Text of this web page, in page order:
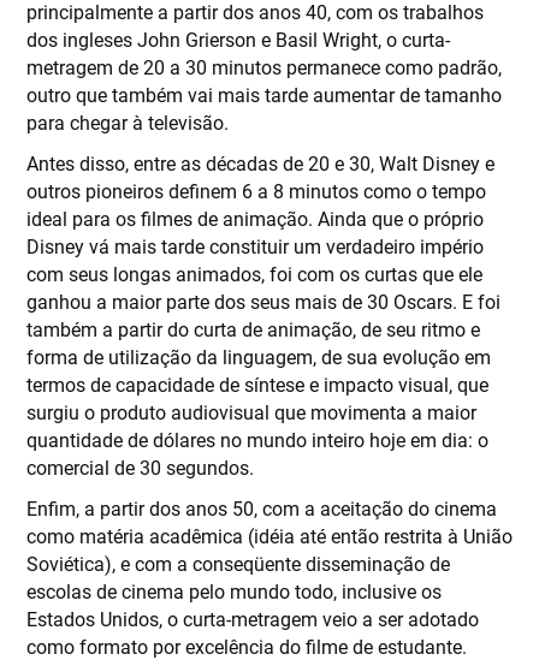
principalmente a partir dos anos 40, com os trabalhos
dos ingleses John Grierson e Basil Wright, o curta-
metragem de 20 a 30 minutos permanece como padrão,
outro que também vai mais tarde aumentar de tamanho
para chegar à televisão.
Antes disso, entre as décadas de 20 e 30, Walt Disney e
outros pioneiros definem 6 a 8 minutos como o tempo
ideal para os filmes de animação. Ainda que o próprio
Disney vá mais tarde constituir um verdadeiro império
com seus longas animados, foi com os curtas que ele
ganhou a maior parte dos seus mais de 30 Oscars. E foi
também a partir do curta de animação, de seu ritmo e
forma de utilização da linguagem, de sua evolução em
termos de capacidade de síntese e impacto visual, que
surgiu o produto audiovisual que movimenta a maior
quantidade de dólares no mundo inteiro hoje em dia: o
comercial de 30 segundos.
Enfim, a partir dos anos 50, com a aceitação do cinema
como matéria acadêmica (idéia até então restrita à União
Soviética), e com a conseqüente disseminação de
escolas de cinema pelo mundo todo, inclusive os
Estados Unidos, o curta-metragem veio a ser adotado
como formato por excelência do filme de estudante.